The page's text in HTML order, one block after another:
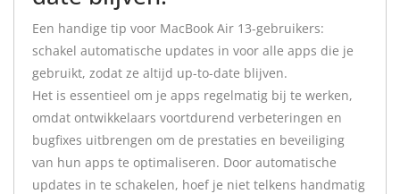
Een handige tip voor MacBook Air 13-gebruikers:
schakel automatische updates in voor alle apps die je
gebruikt, zodat ze altijd up-to-date blijven.
Het is essentieel om je apps regelmatig bij te werken,
omdat ontwikkelaars voortdurend verbeteringen en
bugfixes uitbrengen om de prestaties en beveiliging
van hun apps te optimaliseren. Door automatische
updates in te schakelen, hoef je niet telkens handmatig